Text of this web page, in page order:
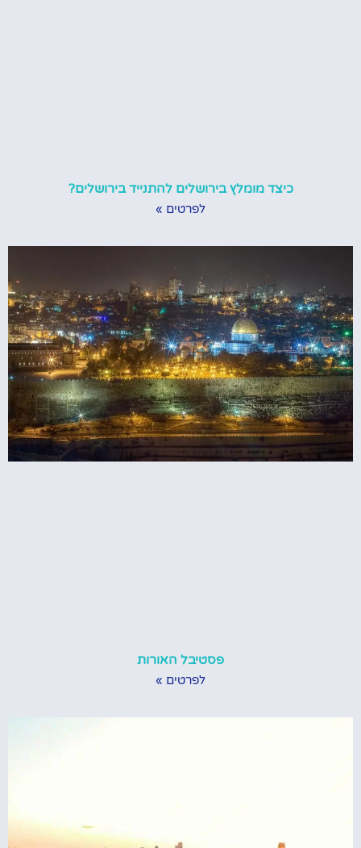
כיצד מומלץ בירושלים להתנייד בירושלים?
לפרטים »
פסטיבל האורות
לפרטים »